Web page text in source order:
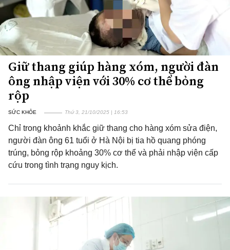
Giữ thang giúp hàng xóm, người đàn
ông nhập viện với 30% cơ thể bỏng
rộp
SỨC KHỎE Thứ 3, 21/10/2025 | 16:53
Chỉ trong khoảnh khắc giữ thang cho hàng xóm sửa điện,
người đàn ông 61 tuổi ở Hà Nội bị tia hồ quang phóng
trúng, bỏng rộp khoảng 30% cơ thể và phải nhập viện cấp
cứu trong tình trạng nguy kịch.